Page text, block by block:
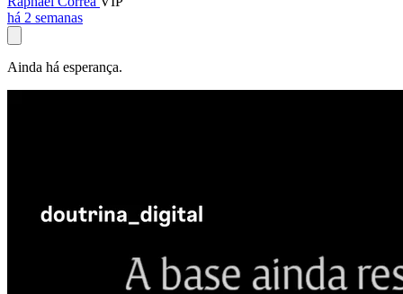
há 2 semanas
Ainda há esperança.